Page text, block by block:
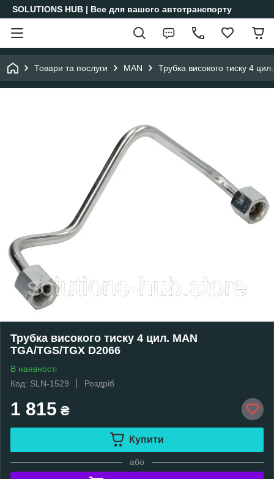
SOLUTIONS HUB | Все для вашого автотранспорту
Товари та послуги MAN Трубка високого тиску 4
Трубка високого тиску 4 цил. MAN
TGA/TGS/TGX D2066
В наявності
Код: SLN-1529
Роздріб
1 815 ₴
Купити
або